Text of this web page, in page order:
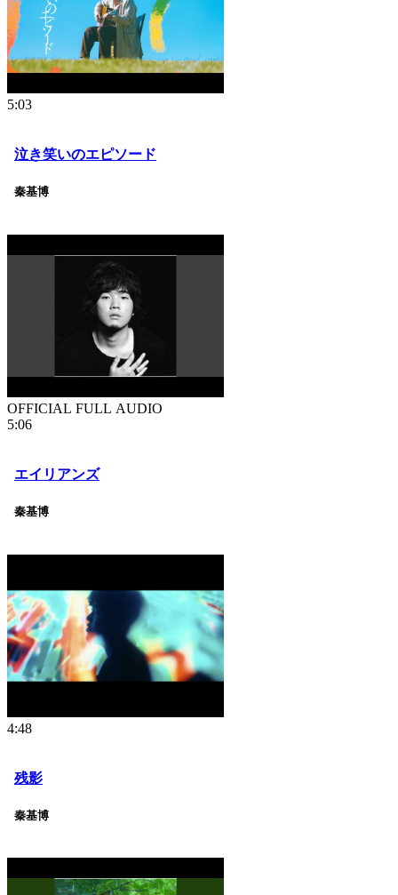
5:03
泣き笑いのエピソード
秦基博
OFFICIAL FULL AUDIO
5:06
エイリアンズ
秦基博
4:48
残影
秦基博